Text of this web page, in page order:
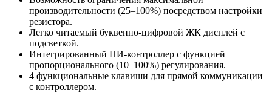
производительности (25–100%) посредством настройки
резистора.
Легко читаемый буквенно-цифровой ЖК дисплей с
подсветкой.
Интегрированный ПИ-контроллер с функцией
пропорционального (10–100%) регулирования.
4 функциональные клавиши для прямой коммуникации
с контроллером.